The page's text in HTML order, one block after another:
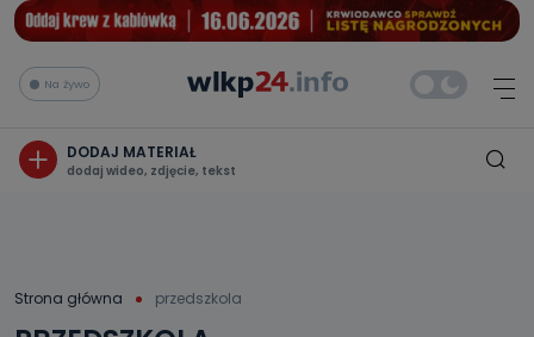
Na żywo
DODAJ MATERIAŁ
dodaj wideo, zdjęcie, tekst
Strona główna przedszkola